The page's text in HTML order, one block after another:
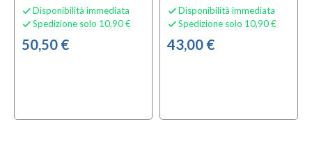
 Disponibilità immediata
 Spedizione solo 10,90 €
50,50 €
 Disponibilità immediata
 Spedizione solo 10,90 €
43,00 €